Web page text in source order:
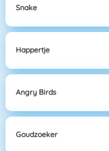
Snake
Happertje
Angry Birds
Goudzoeker